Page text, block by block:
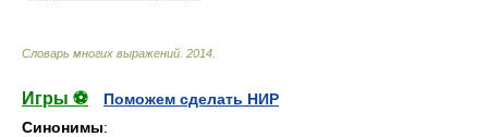
Словарь многих выражений 2014
Игры ⚽
Поможем сделать НИР
Синонимы: